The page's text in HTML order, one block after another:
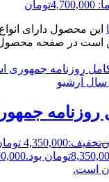
4,700,000تومان
این محصول دارای
است در صفحه محصول
روزنامه
تخفیف:4,350,000 تومان